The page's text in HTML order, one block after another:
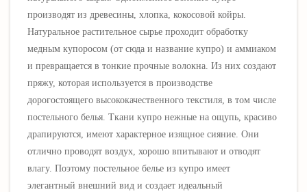
производят из древесины, хлопка, кокосовой койры.
Натуральное растительное сырье проходит обработку
медным купоросом (от сюда и название купро) и аммиаком
и превращается в тонкие прочные волокна. Из них создают
пряжу, которая используется в производстве
дорогостоящего высококачественного текстиля, в том числе
постельного белья. Ткани купро нежные на ощупь, красиво
драпируются, имеют характерное изящное сияние. Они
отлично проводят воздух, хорошо впитывают и отводят
влагу. Поэтому постельное белье из купро имеет
элегантный внешний вид и создает идеальный